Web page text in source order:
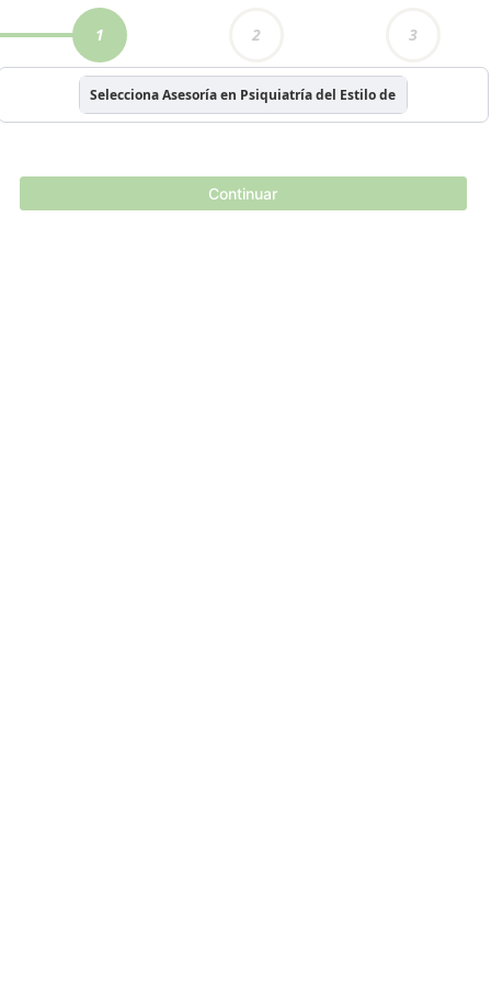
1 2 3
Selecciona Asesoría en Psiquiatría del Estilo de Vida
Continuar